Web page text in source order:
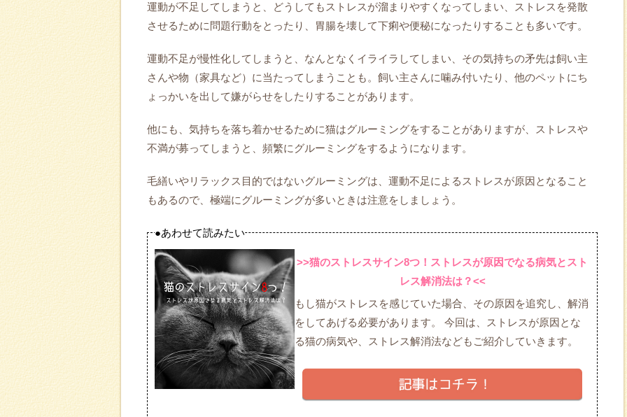
運動が不足してしまうと、どうしてもストレスが溜まりやすくなってしまい、ストレスを発散
させるために問題行動をとったり、胃腸を壊して下痢や便秘になったりすることも多いです。
運動不足が慢性化してしまうと、なんとなくイライラしてしまい、その気持ちの矛先は飼い主
さんや物（家具など）に当たってしまうことも。飼い主さんに噛み付いたり、他のペットにち
ょっかいを出して嫌がらせをしたりすることがあります。
他にも、気持ちを落ち着かせるために猫はグルーミングをすることがありますが、ストレスや
不満が募ってしまうと、頻繁にグルーミングをするようになります。
毛繕いやリラックス目的ではないグルーミングは、運動不足によるストレスが原因となること
もあるので、極端にグルーミングが多いときは注意をしましょう。
●あわせて読みたい
>>猫のストレスサイン8つ！ストレスが原因でなる病気とスト
レス解消法は？<<
もし猫がストレスを感じていた場合、その原因を追究し、解消
をしてあげる必要があります。 今回は、ストレスが原因とな
る猫の病気や、ストレス解消法などもご紹介していきます。